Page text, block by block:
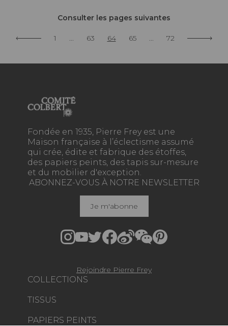
Consulter les pages suivantes
1 ... 63 64 65 ... 72
Fondée en 1935, Pierre Frey est une
Maison française à l’éclectisme assumé
qui crée, édite et fabrique des étoffes,
des papiers peints, des tapis sur-mesure
et du mobilier d'exception.
COLLECTIONS
TISSUS
PAPIERS PEINTS
ABONNEZ-VOUS À NOTRE NEWSLETTER
Je m'abonne
Rejoindre Pierre Frey